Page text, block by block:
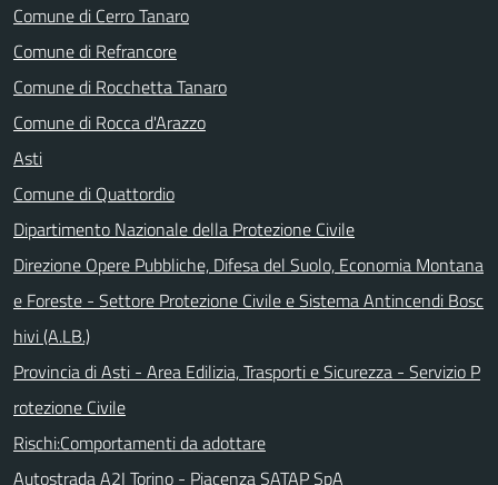
Comune di Cerro Tanaro
Comune di Refrancore
Comune di Rocchetta Tanaro
Comune di Rocca d'Arazzo
Asti
Comune di Quattordio
Dipartimento Nazionale della Protezione Civile
Direzione Opere Pubbliche, Difesa del Suolo, Economia Montana
e Foreste - Settore Protezione Civile e Sistema Antincendi Bosc
hivi (A.LB.)
Provincia di Asti - Area Edilizia, Trasporti e Sicurezza - Servizio P
rotezione Civile
Rischi:Comportamenti da adottare
Autostrada A2I Torino - Piacenza SATAP SpA